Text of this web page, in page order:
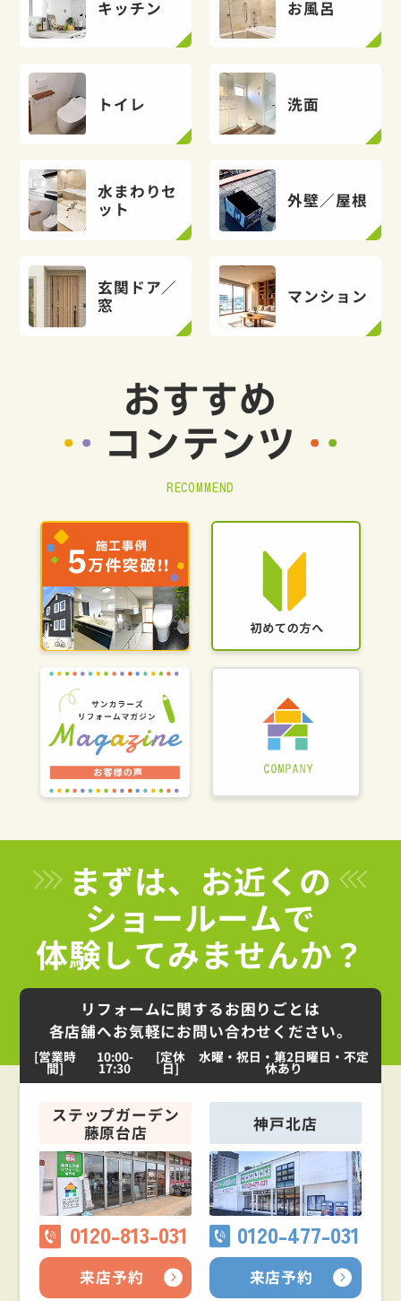
キッチン お風呂
トイレ 洗面
水まわりセ
ット
外壁／屋根
玄関ドア／
窓
マンション
おすすめ
コンテンツ
RECOMMEND
まずは、お近くの
ショールームで
体験してみませんか？
リフォームに関するお困りごとは
各店舗へお気軽にお問い合わせください。
[営業時
間]
10:00-
17:30
[定休
日]
水曜・祝日・第2日曜日・不定
休あり
ステップガーデン
藤原台店
0120-813-031
来店予約
神戸北店
0120-477-031
来店予約